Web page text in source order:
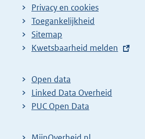
Privacy en cookies
Toegankelijkheid
Sitemap
E
t
e
r
Kwetsbaarheid melden
Open data
Linked Data Overheid
PUC Open Data